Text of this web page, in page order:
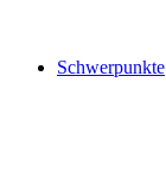
Schwerpunkte